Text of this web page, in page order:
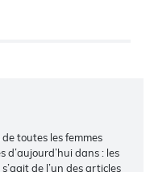
toutes les femmes
d’aujourd’hui dans : les
de l’un des articles